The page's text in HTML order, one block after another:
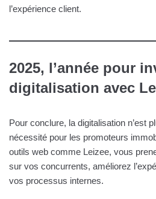
l’expérience client.
2025, l’année pour
digitalisation avec
Pour conclure, la digitalisation n’est
nécessité pour les promoteurs
outils web comme Leizee, vous
sur vos concurrents, améliorez
vos processus internes.